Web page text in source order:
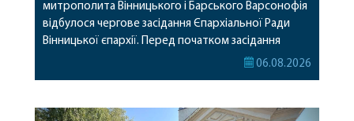
митрополита Вінницького і Барського Варсонофія
відбулося чергове засідання Єпархіальної Ради
Вінницької єпархії. Перед початком засідання
секретар Єпархіальної Ради від імені членів Ради
побажавши йому міцного здоров’я, Божої
06.08.2026